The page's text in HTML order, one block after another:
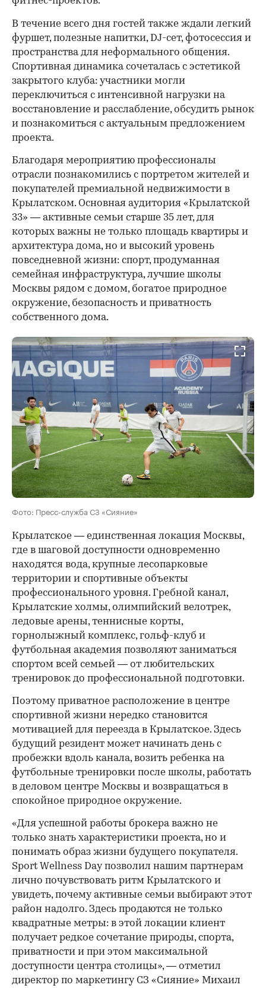
В течение всего дня гостей также ждали легкий
фуршет, полезные напитки, DJ-сет, фотосессия и
пространства для неформального общения.
Спортивная динамика сочеталась с эстетикой
закрытого клуба: участники могли
переключиться с интенсивной нагрузки на
восстановление и расслабление, обсудить рынок
и познакомиться с актуальным предложением
проекта.
Благодаря мероприятию профессионалы
отрасли познакомились с портретом жителей и
покупателей премиальной недвижимости в
Крылатском. Основная аудитория «Крылатской
33» — активные семьи старше 35 лет, для
которых важны не только площадь квартиры и
архитектура дома, но и высокий уровень
повседневной жизни: спорт, продуманная
семейная инфраструктура, лучшие школы
Москвы рядом с домом, богатое природное
окружение, безопасность и приватность
собственного дома.
Фото: Пресс-служба СЗ «Сияние»
Крылатское — единственная локация Москвы,
где в шаговой доступности одновременно
находятся вода, крупные лесопарковые
территории и спортивные объекты
профессионального уровня. Гребной канал,
Крылатские холмы, олимпийский велотрек,
ледовые арены, теннисные корты,
горнолыжный комплекс, гольф-клуб и
футбольная академия позволяют заниматься
спортом всей семьей — от любительских
тренировок до профессиональной подготовки.
Поэтому приватное расположение в центре
спортивной жизни нередко становится
мотивацией для переезда в Крылатское. Здесь
будущий резидент может начинать день с
пробежки вдоль канала, возить ребенка на
футбольные тренировки после школы, работать
в деловом центре Москвы и возвращаться в
спокойное природное окружение.
«Для успешной работы брокера важно не
только знать характеристики проекта, но и
понимать образ жизни будущего покупателя.
Sport Wellness Day позволил нашим партнерам
лично почувствовать ритм Крылатского и
увидеть, почему активные семьи выбирают этот
район надолго. Здесь продаются не только
квадратные метры: в этой локации клиент
получает редкое сочетание природы, спорта,
приватности и при этом максимальной
доступности центра столицы», — отметил
директор по маркетингу СЗ «Сияние» Михаил